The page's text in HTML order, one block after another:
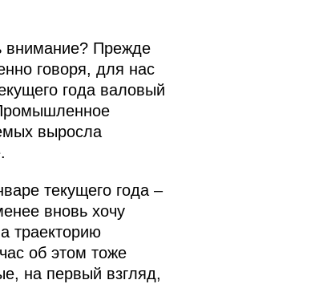
внимание? Прежде
говоря, для нас
года валовый
выросла
текущего года –
вновь хочу
траекторию
об этом тоже
на первый взгляд,